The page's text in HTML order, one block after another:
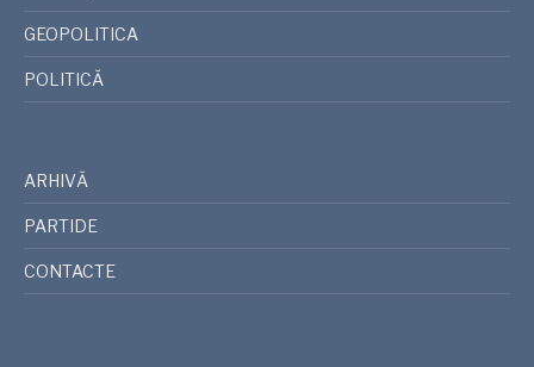
GEOPOLITICA
POLITICĂ
ARHIVĂ
PARTIDE
CONTACTE